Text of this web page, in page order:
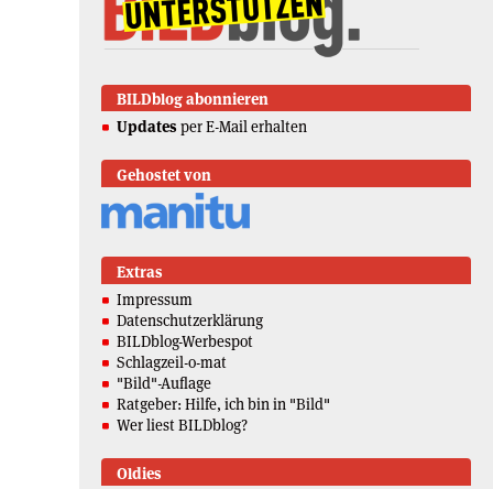
BILDblog abonnieren
Updates per E-Mail erhalten
Gehostet von
Extras
Impressum
Datenschutzerklärung
BILDblog-Werbespot
Schlagzeil-o-mat
"Bild"-Auflage
Ratgeber: Hilfe, ich bin in "Bild"
Wer liest BILDblog?
Oldies